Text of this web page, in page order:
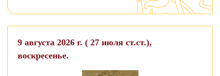
9 августа 2026 г. ( 27 июля ст.ст.),
воскресенье.